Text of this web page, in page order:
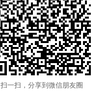
扫一扫，分享到微信朋友圈